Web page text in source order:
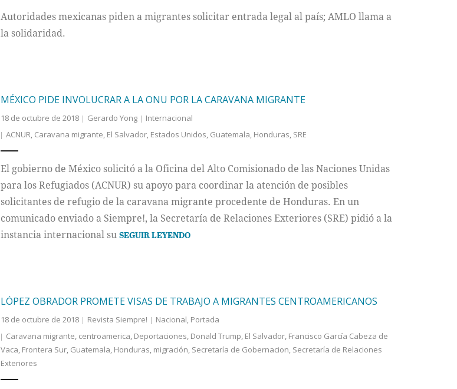
Autoridades mexicanas piden a migrantes solicitar entrada legal al país; AMLO llama a
la solidaridad.
MÉXICO PIDE INVOLUCRAR A LA ONU POR LA CARAVANA MIGRANTE
18 de octubre de 2018 Gerardo Yong
Internacional
ACNUR, Caravana migrante, El Salvador, Estados Unidos, Guatemala, Honduras, SRE
El gobierno de México solicitó a la Oficina del Alto Comisionado de las Naciones Unidas
para los Refugiados (ACNUR) su apoyo para coordinar la atención de posibles
solicitantes de refugio de la caravana migrante procedente de Honduras. En un
comunicado enviado a Siempre!, la Secretaría de Relaciones Exteriores (SRE) pidió a la
instancia internacional suSEGUIR LEYENDO
LÓPEZ OBRADOR PROMETE VISAS DE TRABAJO A MIGRANTES CENTROAMERICANOS
18 de octubre de 2018 Revista Siempre! Nacional, Portada
Caravana migrante, centroamerica, Deportaciones, Donald Trump, El Salvador, Francisco García Cabeza de
Vaca, Frontera Sur, Guatemala, Honduras, migración, Secretaría de Gobernacion, Secretaría de Relaciones
Exteriores